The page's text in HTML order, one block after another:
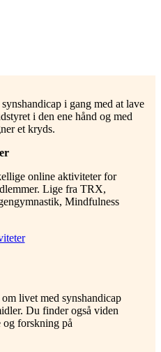
online aktiviteter for
Lige fra TRX,
Mindfulness
livet med synshandicap
Du finder også viden
og forskning på